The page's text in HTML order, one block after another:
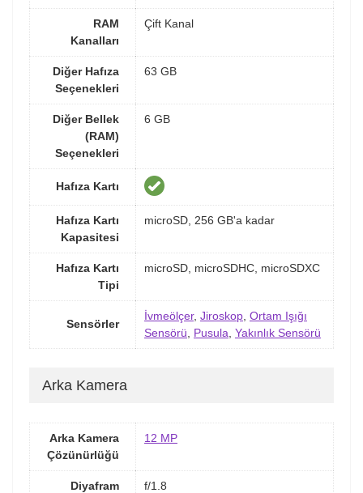
RAM
Kanalları
Çift Kanal
Diğer Hafıza
Seçenekleri
63 GB
Diğer Bellek
(RAM)
Seçenekleri
6 GB
Hafıza Kartı
Hafıza Kartı
Kapasitesi
microSD, 256 GB'a kadar
Hafıza Kartı
Tipi
microSD, microSDHC, microSDXC
Sensörler
İvmeölçer, Jiroskop Ortam Işığı
Sensörü
Pusula Yakınlık Sensörü
Arka Kamera
Arka Kamera
Çözünürlüğü
12 MP
Diyafram
f/1.8